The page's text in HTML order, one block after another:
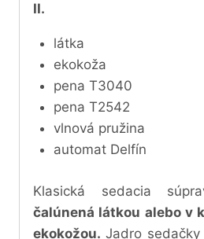
II.
látka
ekokoža
pena T3040
pena T2542
vlnová pružina
automat Delfín
Klasická sedacia
čalúnená látkou alebo v
ekokožou. Jadro sedačky